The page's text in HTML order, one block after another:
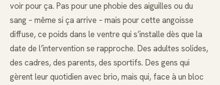
voir pour ça. Pas pour une phobie des aiguilles ou du
sang – même si ça arrive – mais pour cette angoisse
diffuse, ce poids dans le ventre qui s’installe dès que la
date de l’intervention se rapproche. Des adultes solides,
des cadres, des parents, des sportifs. Des gens qui
gèrent leur quotidien avec brio, mais qui, face à un bloc